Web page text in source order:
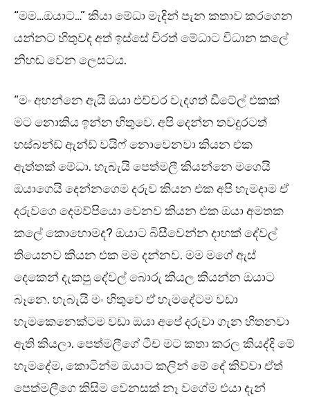
“මම…ඔයාට…” කියා මේධා මැදින් පැන කතාව කරගෙන
යන්නට හිතුවද අත් ඉස්සේ චිරත් මේධාට විධාන කලේ
නිහඬ වෙන ලෙසටය.
“මං අහන්නෙ ඇයි ඔයා එච්චර වැදගත් ඩීටේල් එකක්
මට නොකිය ඉන්න හිතුවෙ. අපි දෙන්න තවදුරටත්
හස්බන්ඩ් ඇන්ඩ් වයිෆ් නොවෙනවා කියන එක
ඇත්තක් මේධා. හැබැයි පෙත්මලී කියන්නෙ මගෙයි
ඔයාගෙයි දෙන්නගෙම දරුව කියන එක අපි හැමදාම ඒ
දරුවගෙ දෙමව්පියො වෙනව කියන එක ඔයා අමතක
කලේ කොහොමද? ඔයාට බිසීවෙන්න දාහක් දේවල්
තියෙනව කියන එක මම දන්නව. මම මගේ ඇස්
දෙකෙන් දැකපු දේවල් බොරු කියල කියන්න ඔයාට
බෑනෙ. හැබැයි මං හිතුවෙ ඒ හැමදේටම වඩා
හැමකෙනෙක්ටම වඩා ඔයා අපේ දරුවා ගැන හිතනවා
ඇති කියලා. පෙත්මලීගේ ටීච මට කතා කරල කියද්දි මේ
හැමදේම, කොටින්ම ඔයාට කලින් මේ දේ කිව්වා ඒත්
පෙත්මලීගෙ කිසිම වෙනසක් නෑ වගේම එයා දැන්